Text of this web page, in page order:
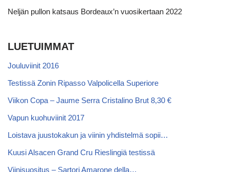
Neljän pullon katsaus Bordeaux’n vuosikertaan 2022
LUETUIMMAT
Jouluviinit 2016
Testissä Zonin Ripasso Valpolicella Superiore
Viikon Copa – Jaume Serra Cristalino Brut 8,30 €
Vapun kuohuviinit 2017
Loistava juustokakun ja viinin yhdistelmä sopii…
Kuusi Alsacen Grand Cru Rieslingiä testissä
Viinisuositus – Sartori Amarone della…